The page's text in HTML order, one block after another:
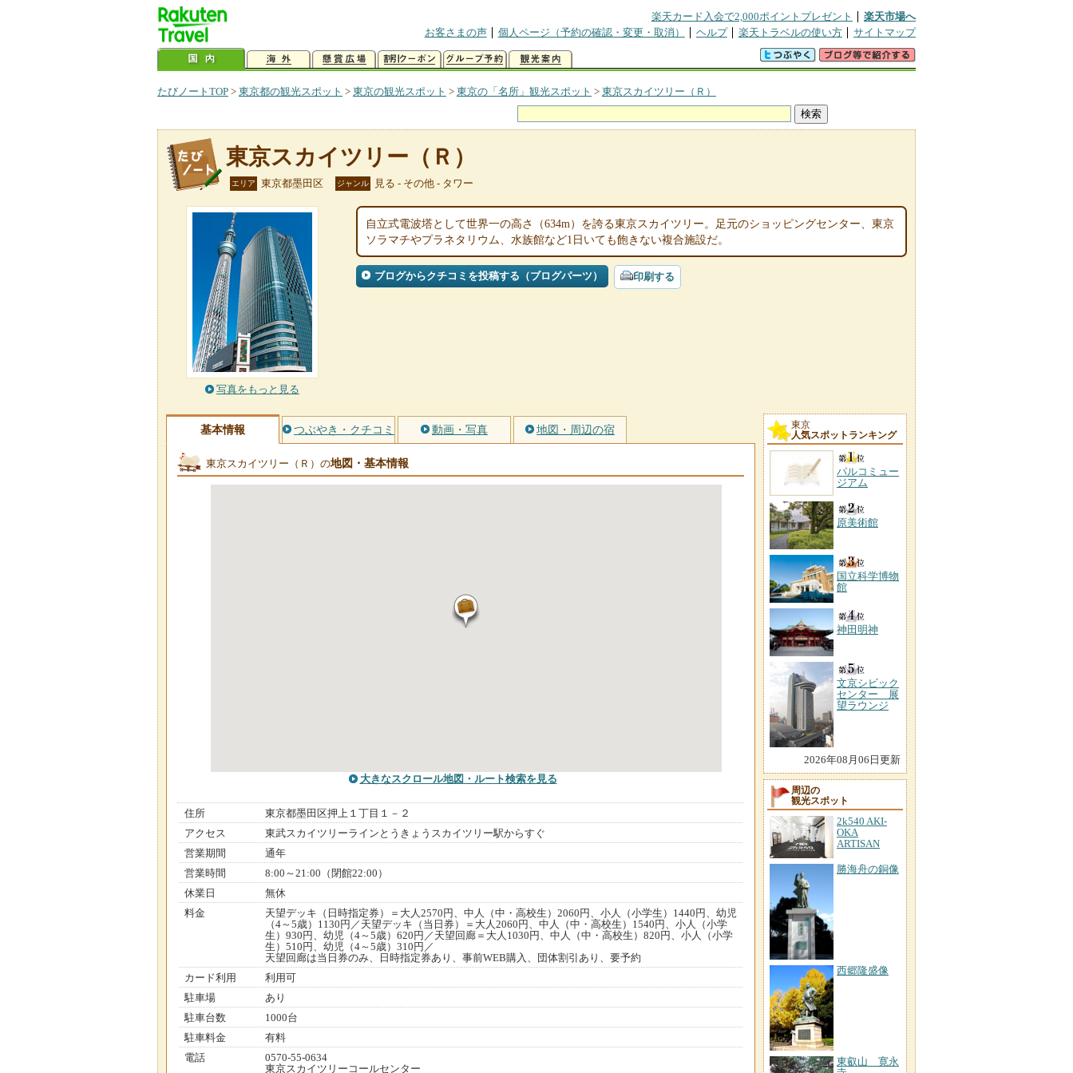
楽天カード入会で2,000ポイントプレゼント
楽天市場へ
お客さまの声
個人ページ（予約の確認・変更・取消） ヘルプ 楽天トラベルの使い方 サイトマップ
たびノートTOP > 東京都の観光スポット > 東京の観光スポット > 東京の「名所」観光スポット > 東京スカイツリー（Ｒ）
東京スカイツリー（Ｒ）
エリア 東京都墨田区 ジャンル 見る - その他 - タワー
写真をもっと見る
自立式電波塔として世界一の高さ（634m）を誇る東京スカイツリー。足元のショッピングセンター、東京
ソラマチやプラネタリウム、水族館など1日いても飽きない複合施設だ。
ブログからクチコミを投稿する（ブログパーツ） 印刷する
基本情報 つぶやき・クチコミ 動画・写真 地図・周辺の宿
東京スカイツリー（Ｒ）の地図・基本情報
大きなスクロール地図 ・ルート検索を見る
住所
東京都墨田区押上１丁目１－２
アクセス
東武スカイツリーラインとうきょうスカイツリー駅からすぐ
営業期間
通年
営業時間
8:00～21:00（閉館22:00）
休業日
無休
料金
天望デッキ（日時指定券）＝大人2570円、中人（中・高校生）2060円、小人（小学生）1440円、幼児
（4～5歳）1130円／天望デッキ（当日券）＝大人2060円、中人（中・高校生）1540円、小人（小学
生）930円、幼児（4～5歳）620円／天望回廊＝大人1030円、中人（中・高校生）820円、小人（小学
生）510円、幼児（4～5歳）310円／
天望回廊は当日券のみ、日時指定券あり、事前WEB購入、団体割引あり、要予約
カード利用
利用可
駐車場
あり
駐車台数
1000台
駐車料金
有料
電話
0570-55-0634
東京スカイツリーコールセンター
東京
人気スポットランキング
パルコミュー
ジアム
原美術館
国立科学博物
館
神田明神
文京シビック
センター 展
望ラウンジ
2026年08月06日更新
周辺の
観光スポット
2k540 AKI-
OKA
ARTISAN
勝海舟の銅像
西郷隆盛像
東叡山 寛永